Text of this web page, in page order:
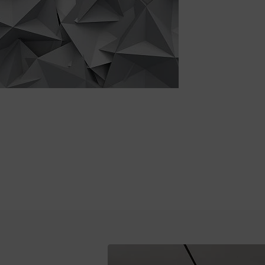
Doskonała jako mocny
Uniwersalna kolorystyka pasująca